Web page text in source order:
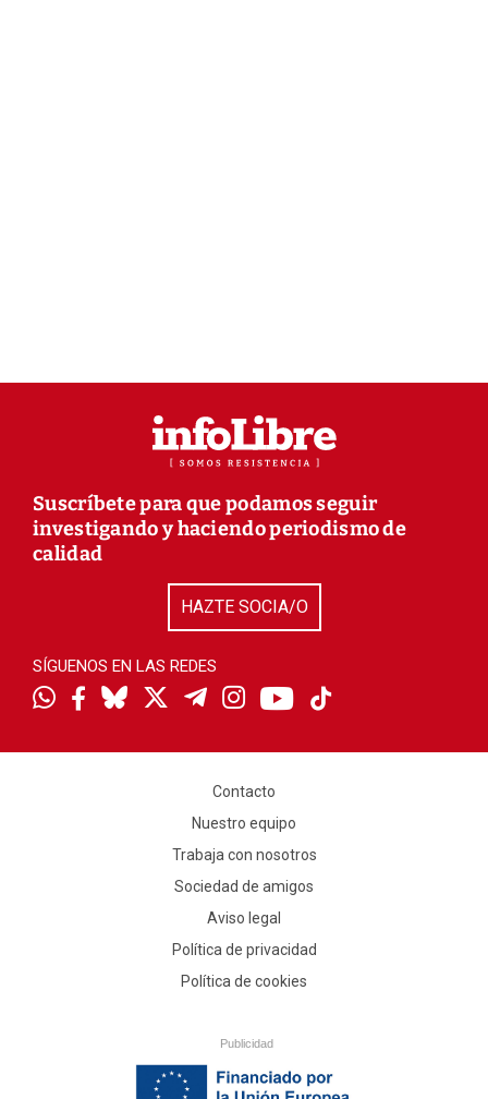
Suscríbete para que podamos seguir
investigando y haciendo periodismo de
calidad
HAZTE SOCIA/O
SÍGUENOS EN LAS REDES
Contacto
Nuestro equipo
Trabaja con nosotros
Sociedad de amigos
Aviso legal
Política de privacidad
Política de cookies
Publicidad